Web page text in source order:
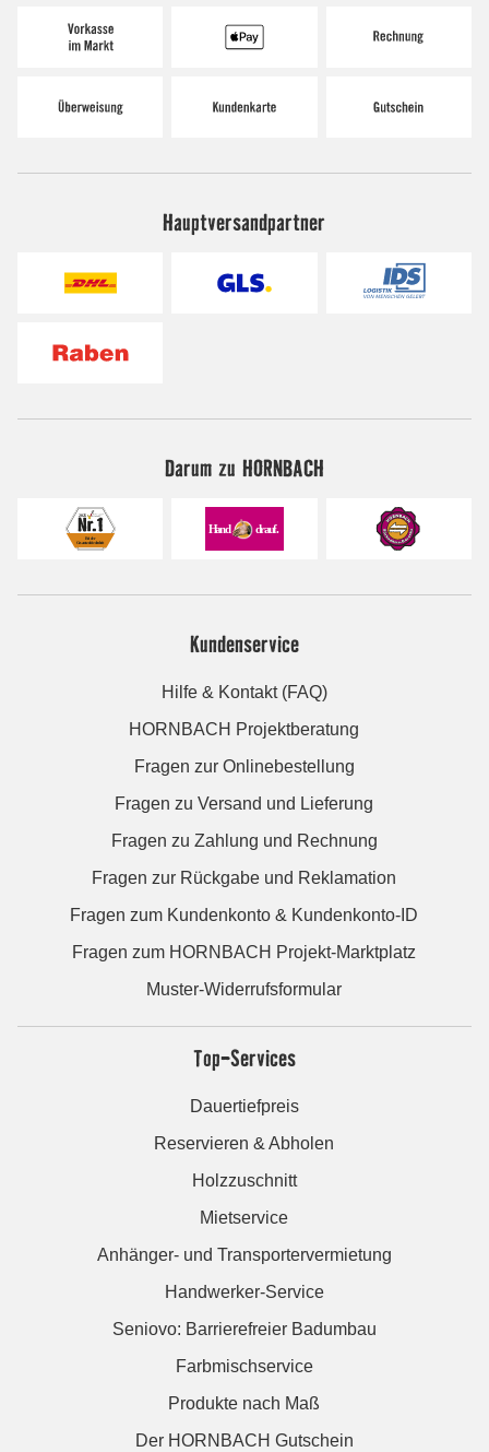
Hauptversandpartner
Darum zu HORNBACH
Kundenservice
Hilfe & Kontakt (FAQ)
HORNBACH Projektberatung
Fragen zur Onlinebestellung
Fragen zu Versand und Lieferung
Fragen zu Zahlung und Rechnung
Fragen zur Rückgabe und Reklamation
Fragen zum Kundenkonto & Kundenkonto-ID
Fragen zum HORNBACH Projekt-Marktplatz
Muster-Widerrufsformular
Top-Services
Dauertiefpreis
Reservieren & Abholen
Holzzuschnitt
Mietservice
Anhänger- und Transportervermietung
Handwerker-Service
Seniovo: Barrierefreier Badumbau
Farbmischservice
Produkte nach Maß
Der HORNBACH Gutschein